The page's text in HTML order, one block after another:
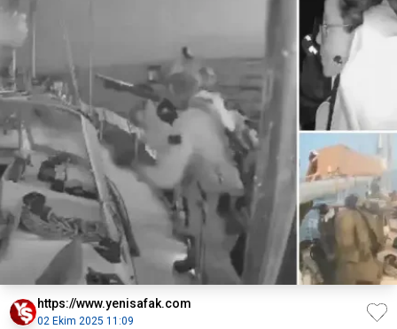
https://www.yenisafak.com
02 Ekim 2025 11:09